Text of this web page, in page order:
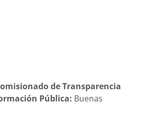
de Transparencia
Pública: Buenas